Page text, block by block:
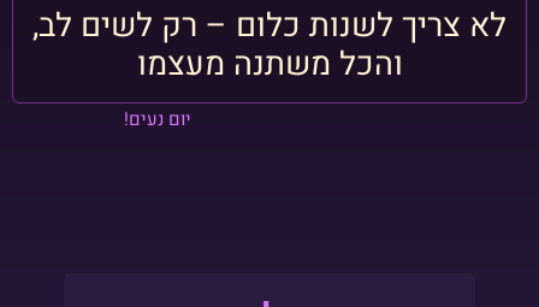
לא צריך לשנות כלום – רק לשים לב,
והכל משתנה מעצמו
יום נעים!